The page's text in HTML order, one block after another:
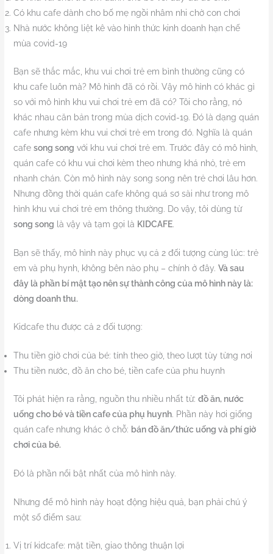
Có khu cafe dành cho bố mẹ ngồi nhâm nhi chờ con chơi
Nhà nước không liệt kê vào hình thức kinh doanh hạn chế
mùa covid-19
Bạn sẽ thắc mắc, khu vui chơi trẻ em bình thường cũng có
khu cafe luôn mà? Mô hình đã có rồi. Vậy mô hình có khác gì
so với mô hình khu vui chơi trẻ em đã có? Tôi cho rằng, nó
khác nhau căn bản trong mùa dịch covid-19. Đó là dạng quán
cafe nhưng kèm khu vui chơi trẻ em trong đó. Nghĩa là quán
cafesong song với khu vui chơi trẻ em. Trước đây có mô hình,
quán cafe có khu vui chơi kèm theo nhưng khá nhỏ, trẻ em
nhanh chán. Còn mô hình này song song nên trẻ chơi lâu hơn.
Nhưng đồng thời quán cafe không quá sơ sài như trong mô
hình khu vui chơi trẻ em thông thường. Do vậy, tôi dùng từ
song song là vậy và tạm gọi là KIDCAFE.
Bạn sẽ thấy, mô hình này phục vụ cả 2 đối tượng cùng lúc: trẻ
em và phụ hynh, không bên nào phụ – chính ở đây.Và sau
đây là phần bí mật tạo nên sự thành công của mô hình này là:
dòng doanh thu.
Kidcafe thu được cả 2 đối tượng:
Thu tiền giờ chơi của bé: tính theo giờ, theo lượt tùy từng nơi
Thu tiền nước, đồ ăn cho bé, tiền cafe của phu huynh
Tôi phát hiện ra rằng, nguồn thu nhiều nhất từ:đồ ăn, nước
uống cho bé và tiền cafe của phụ huynh. Phần này hơi giống
quán cafe nhưng khác ở chỗ: bán đồ ăn/thức uống và phí giờ
chơi của bé.
Đó là phần nổi bật nhất của mô hình này.
Nhưng để mô hình này hoạt động hiệu quả, bạn phải chú ý
một số điểm sau:
Vị trí kidcafe: mặt tiền, giao thông thuận lợi